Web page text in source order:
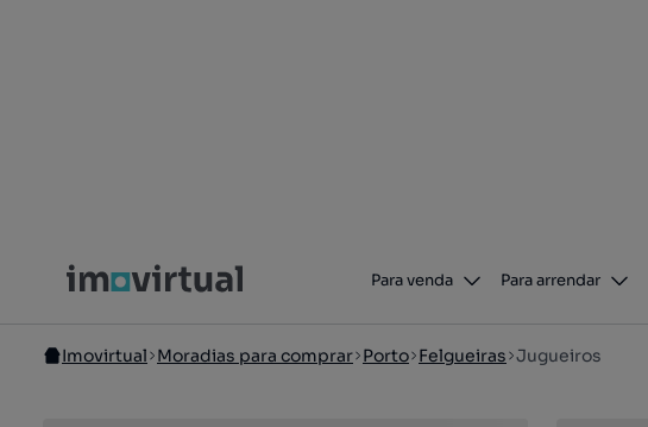
Para venda Para arrendar
Imovirtual Moradias para comprar Porto Felgueiras Jugueiros